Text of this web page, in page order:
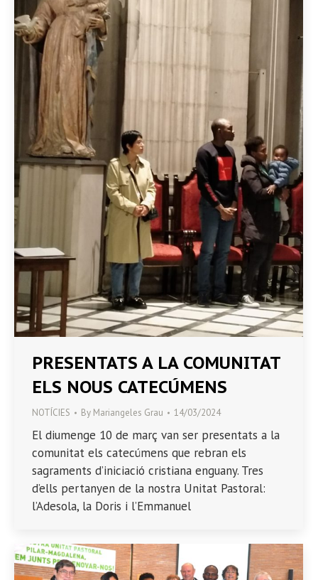
PRESENTATS A LA COMUNITAT
ELS NOUS CATECÚMENS
NOTÍCIES By Mariangeles Grau 14/03/2024
El diumenge 10 de març van ser presentats a la
comunitat els catecúmens que rebran els
sagraments d’iniciació cristiana enguany. Tres
d’ells pertanyen de la nostra Unitat Pastoral:
l’Adesola, la Doris i l’Emmanuel